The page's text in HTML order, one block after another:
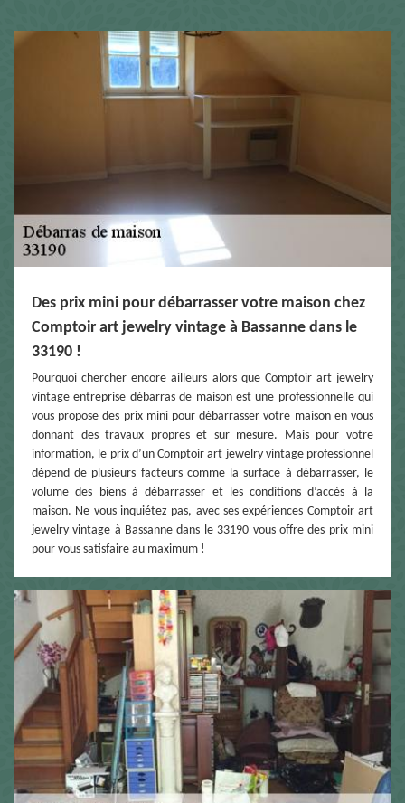
Des prix mini pour débarrasser votre maison chez
Comptoir art jewelry vintage à Bassanne dans le
33190 !
Pourquoi chercher encore ailleurs alors que Comptoir art jewelry
vintage entreprise débarras de maison est une professionnelle qui
vous propose des prix mini pour débarrasser votre maison en vous
donnant des travaux propres et sur mesure. Mais pour votre
information, le prix d’un Comptoir art jewelry vintage professionnel
dépend de plusieurs facteurs comme la surface à débarrasser, le
volume des biens à débarrasser et les conditions d’accès à la
maison. Ne vous inquiétez pas, avec ses expériences Comptoir art
jewelry vintage à Bassanne dans le 33190 vous offre des prix mini
pour vous satisfaire au maximum !